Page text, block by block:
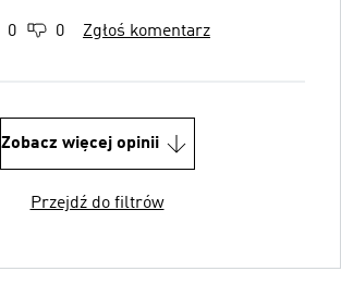
0 0 Zgłoś komentarz
Zobacz więcej opinii
Przejdź do filtrów